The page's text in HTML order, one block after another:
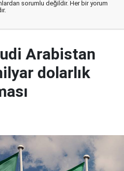
sorumlu değildir. Her bir yorum
Arabistan
dolarlık